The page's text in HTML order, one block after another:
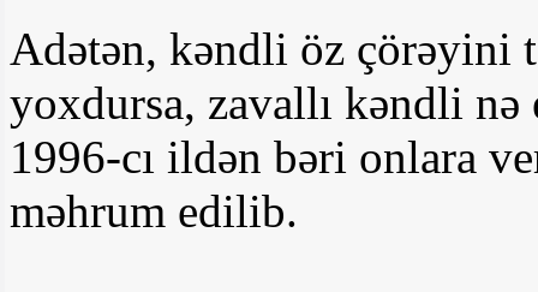
Adətən, kəndli öz çörəyini
yoxdursa, zavallı kəndli nə
1996-cı ildən bəri onlara
məhrum edilib.